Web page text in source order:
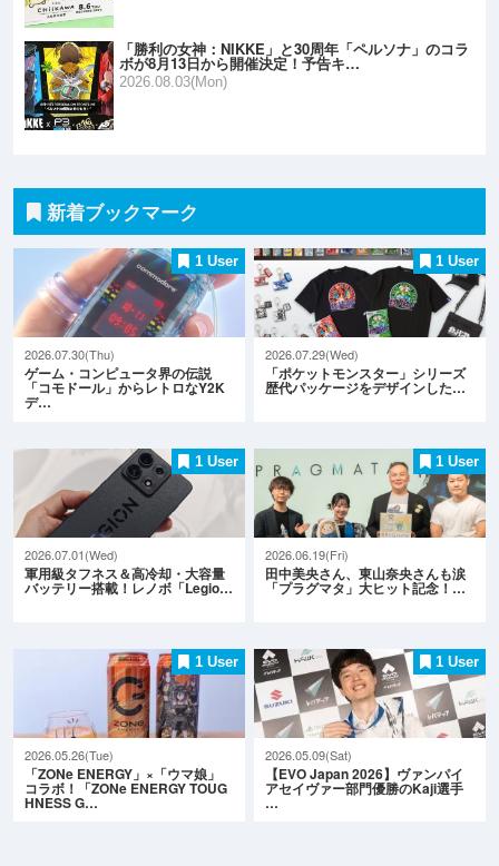
「勝利の女神：NIKKE」と30周年「ペルソナ」のコラ
ボが8月13日から開催決定！予告キ…
2026.08.03(Mon)
新着ブックマーク
1 User
2026.07.30(Thu)
ゲーム・コンピュータ界の伝説
「コモドール」からレトロなY2K
デ…
1 User
2026.07.29(Wed)
「ポケットモンスター」シリーズ
歴代パッケージをデザインした…
1 User
2026.07.01(Wed)
軍用級タフネス＆高冷却・大容量
バッテリー搭載！レノボ「Legio…
1 User
2026.06.19(Fri)
田中美央さん、東山奈央さんも涙
「プラグマタ」大ヒット記念！…
1 User
2026.05.26(Tue)
「ZONe ENERGY」×「ウマ娘」
コラボ！「ZONe ENERGY TOUG
HNESS G…
1 User
2026.05.09(Sat)
【EVO Japan 2026】ヴァンパイ
アセイヴァー部門優勝のKaji選手
…